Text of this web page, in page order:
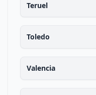
Teruel
Toledo
Valencia